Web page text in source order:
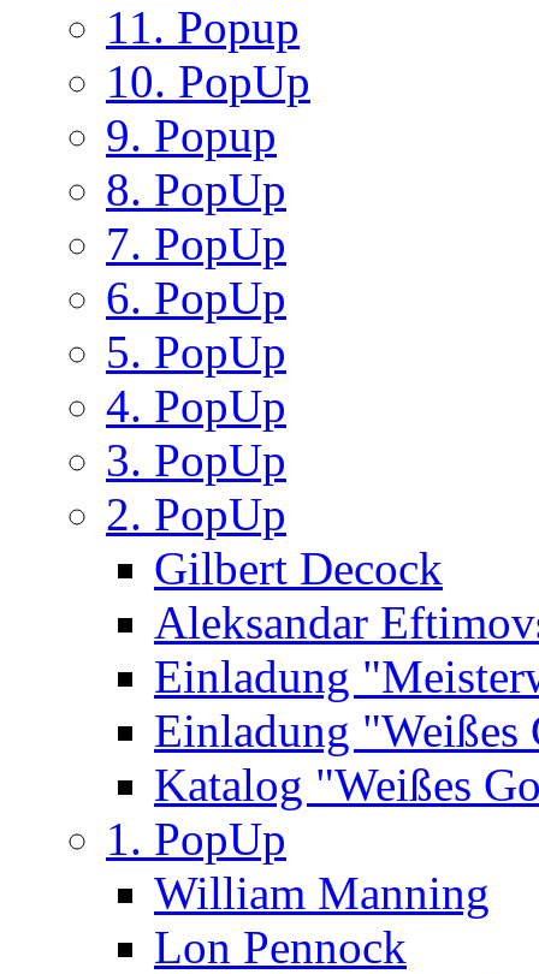
11. Popup
10. PopUp
9. Popup
8. PopUp
7. PopUp
6. PopUp
5. PopUp
4. PopUp
3. PopUp
2. PopUp
Gilbert Decock
Aleksandar
Einladung
Einladung "Weißes
Katalog "Weißes
1. PopUp
William Manning
Lon Pennock